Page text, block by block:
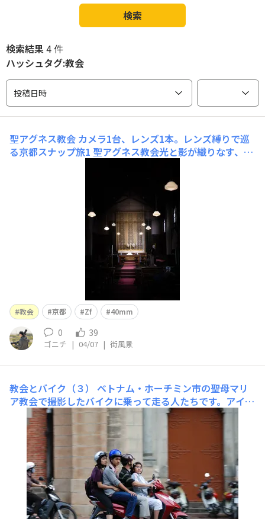
検索
検索結果4 件
ハッシュタグ:教会
投稿日時
聖アグネス教会 カメラ1台、レンズ1本。レンズ縛りで巡
る京都スナップ旅1 聖アグネス教会光と影が織りなす、明
教会 京都 Zf 40mm
0 39
ゴニチ | 04/07 | 街風景
教会とバイク（３）
ベトナム・ホーチミン市の聖母マリ
ア教会で撮影したバイクに乗って走る人たちです。アイキ
ャッチの画像は人物が鮮明な為、迷ったのっですが、投稿
する事にしました。アイキャッチは、削除するかもしれま
せん。他にも家族や友人同士と思われる人たちがバイクに
乗っている光景を目にします。カメラ：D300 / レンズ：A